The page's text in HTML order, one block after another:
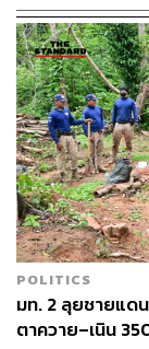
และการไม่รับว่า
เห็นไปยังตัวควา
ดำเนินคดี
“ปัญหาทั้งหมดแ
ถึงสิทธิเสรีภาพแ
เฉพาะระเบียบข
กฎหมาย จึงสาม
กลุ่มสร้างไทยมอ
สำคัญต่อการพัฒ
พิสูจน์อักษร: ภา
POLITICS
มท. 2 ลุยชายแด
ตาควาย–เนิน